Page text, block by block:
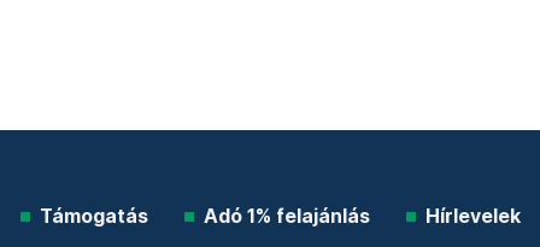
Támogatás Adó 1% felajánlás Hírlevelek